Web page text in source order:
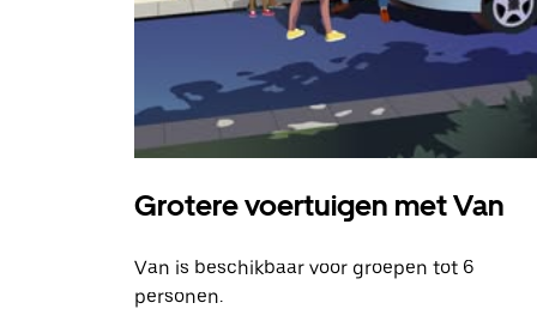
Grotere voertuigen met Van
Van is beschikbaar voor groepen tot 6
personen.